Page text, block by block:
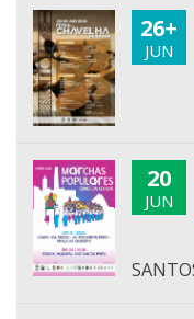
26+
JUN
20
JUN